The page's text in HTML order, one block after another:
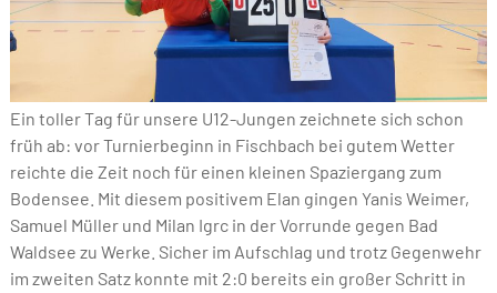
Ein toller Tag für unsere U12-Jungen zeichnete sich schon
früh ab: vor Turnierbeginn in Fischbach bei gutem Wetter
reichte die Zeit noch für einen kleinen Spaziergang zum
Bodensee. Mit diesem positivem Elan gingen Yanis Weimer,
Samuel Müller und Milan Igrc in der Vorrunde gegen Bad
Waldsee zu Werke. Sicher im Aufschlag und trotz Gegenwehr
im zweiten Satz konnte mit 2:0 bereits ein großer Schritt in